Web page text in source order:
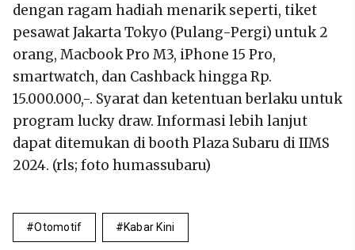
dengan ragam hadiah menarik seperti, tiket
pesawat Jakarta Tokyo (Pulang-Pergi) untuk 2
orang, Macbook Pro M3, iPhone 15 Pro,
smartwatch, dan Cashback hingga Rp.
15.000.000,-. Syarat dan ketentuan berlaku untuk
program lucky draw. Informasi lebih lanjut
dapat ditemukan di booth Plaza Subaru di IIMS
2024. (rls; foto humassubaru)
Otomotif Kabar Kini